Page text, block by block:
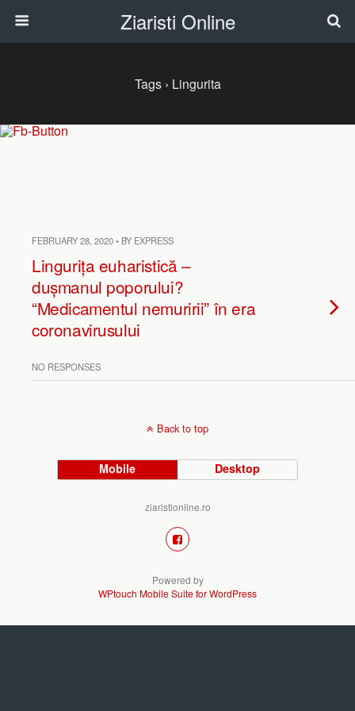
Ziaristi Online
Tags › Lingurita
FEBRUARY 28, 2020 • BY EXPRESS
Lingurița euharistică –
dușmanul poporului?
“Medicamentul nemuririi” în era
coronavirusului
NO RESPONSES
Back to top
Mobile Desktop
ziaristionline.ro
Powered by
WPtouch Mobile Suite for WordPress